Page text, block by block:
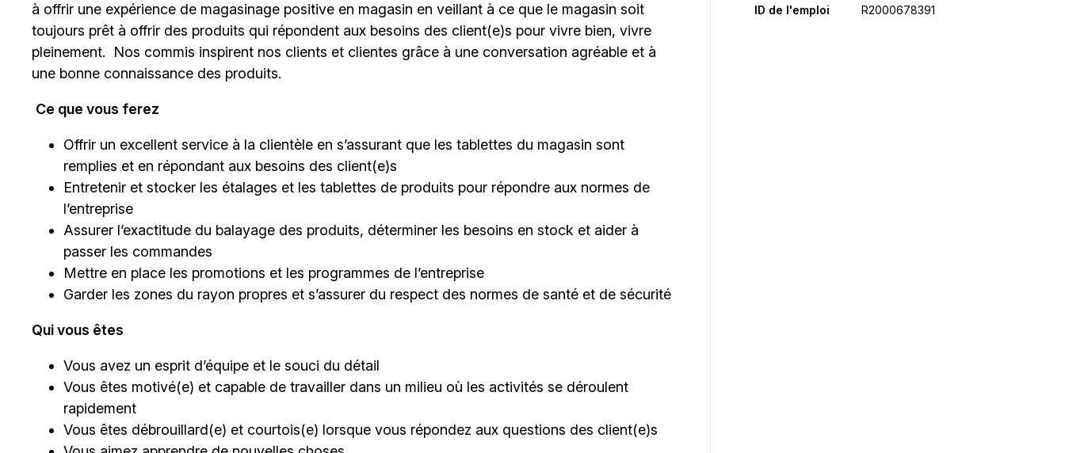
à offrir une expérience de magasinage positive en magasin en veillant à ce que le magasin soit
toujours prêt à offrir des produits qui répondent aux besoins des client(e)s pour vivre bien, vivre
pleinement. Nos commis inspirent nos clients et clientes grâce à une conversation agréable et à
une bonne connaissance des produits.
Ce que vous ferez
Offrir un excellent service à la clientèle en s’assurant que les tablettes du magasin sont
remplies et en répondant aux besoins des client(e)s
Entretenir et stocker les étalages et les tablettes de produits pour répondre aux normes de
l’entreprise
Assurer l’exactitude du balayage des produits, déterminer les besoins en stock et aider à
passer les commandes
Mettre en place les promotions et les programmes de l’entreprise
Garder les zones du rayon propres et s’assurer du respect des normes de santé et de sécurité
Qui vous êtes
Vous avez un esprit d’équipe et le souci du détail
Vous êtes motivé(e) et capable de travailler dans un milieu où les activités se déroulent
rapidement
Vous êtes débrouillard(e) et courtois(e) lorsque vous répondez aux questions des client(e)s
ID de l'emploi R2000678391